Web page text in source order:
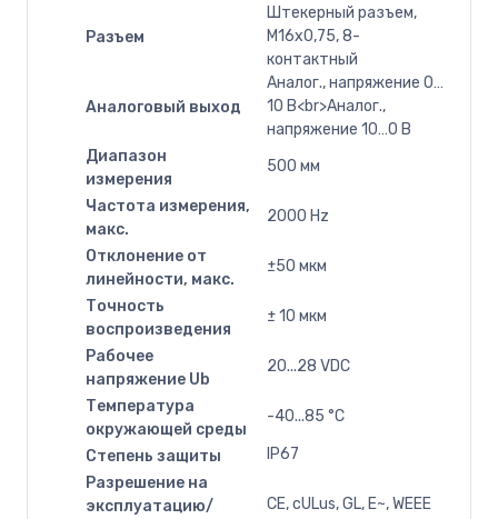
Разъем
Штекерный разъем,
M16x0,75, 8-
контактный
Аналоговый выход
Аналог., напряжение 0…
10 В<br>Аналог.,
напряжение 10…0 В
Диапазон
измерения
500 мм
Частота измерения,
макс.
2000 Hz
Отклонение от
линейности, макс.
±50 мкм
Точность
воспроизведения
± 10 мкм
Рабочее
напряжение Ub
20...28 VDC
Температура
окружающей среды
-40...85 °C
Степень защиты
IP67
Разрешение на
эксплуатацию/
CE, cULus, GL, E~, WEEE